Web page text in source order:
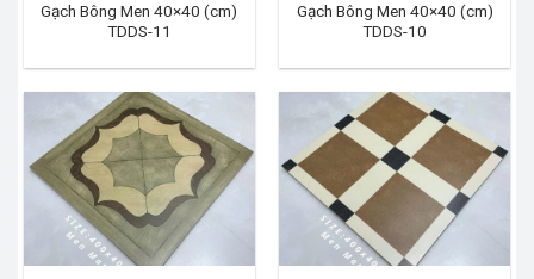
Gạch Bông Men 40×40 (cm)
TDDS-11
Gạch Bông Men 40×40 (cm)
TDDS-10